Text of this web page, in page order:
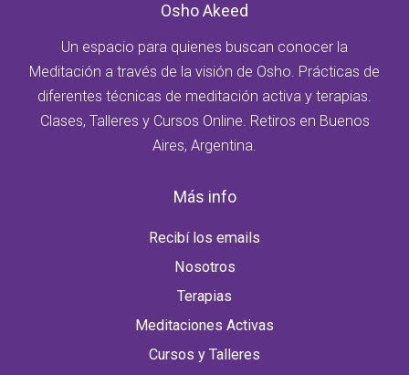
Osho Akeed
Un espacio para quienes buscan conocer la
Meditación a través de la visión de Osho. Prácticas de
diferentes técnicas de meditación activa y terapias.
Clases, Talleres y Cursos Online. Retiros en Buenos
Aires, Argentina.
Más info
Recibí los emails
Nosotros
Terapias
Meditaciones Activas
Cursos y Talleres